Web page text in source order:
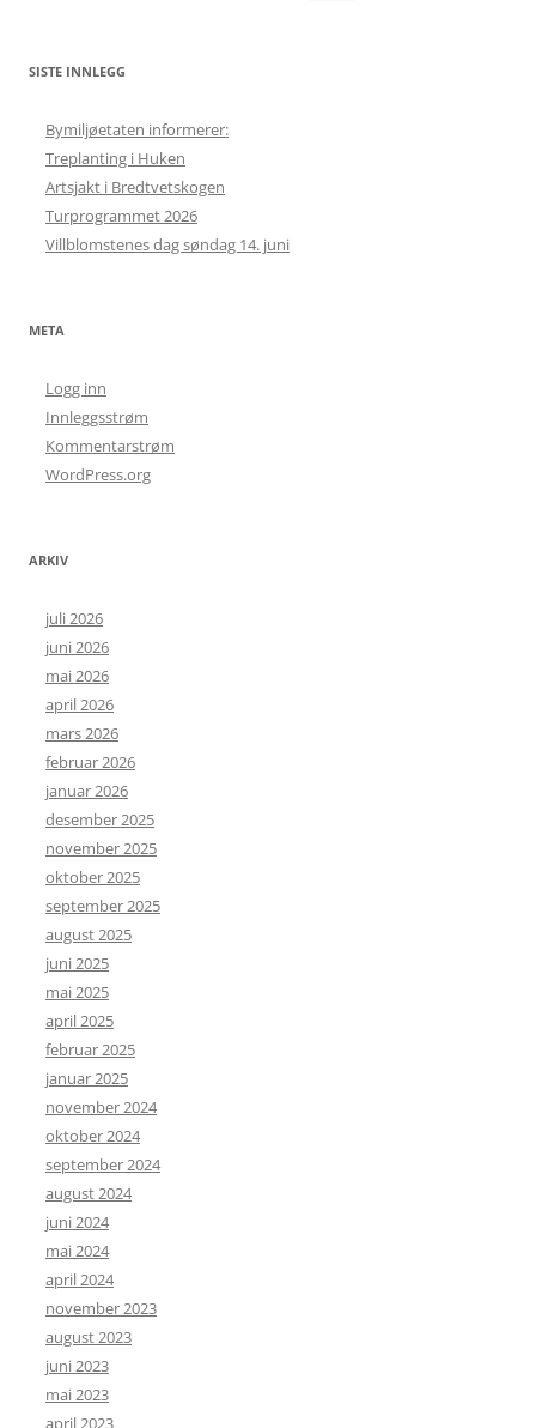
SISTE INNLEGG
Bymiljøetaten informerer:
Treplanting i Huken
Artsjakt i Bredtvetskogen
Turprogrammet 2026
Villblomstenes dag søndag 14. juni
META
Logg inn
Innleggsstrøm
Kommentarstrøm
WordPress.org
ARKIV
juli 2026
juni 2026
mai 2026
april 2026
mars 2026
februar 2026
januar 2026
desember 2025
november 2025
oktober 2025
september 2025
august 2025
juni 2025
mai 2025
april 2025
februar 2025
januar 2025
november 2024
oktober 2024
september 2024
august 2024
juni 2024
mai 2024
april 2024
november 2023
august 2023
juni 2023
mai 2023
april 2023